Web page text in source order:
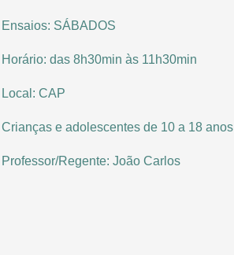
Ensaios: SÁBADOS
Horário: das 8h30min às 11h30min
Local: CAP
Crianças e adolescentes de 10 a 18 anos
Professor/Regente: João Carlos